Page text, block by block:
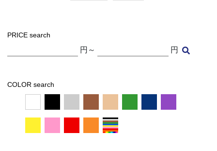
PRICE search
円～ 円
COLOR search